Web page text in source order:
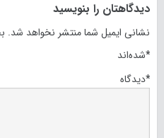
دیدگاهتان را بنویسید
نشانی ایمیل شما منتشر نخواهد شد.
شده‌اند*
دیدگاه*